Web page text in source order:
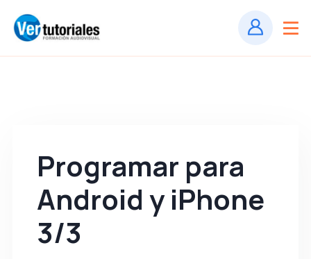
Programar para
Android y iPhone
3/3